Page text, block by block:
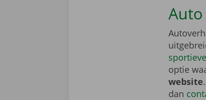
optie
website
dan